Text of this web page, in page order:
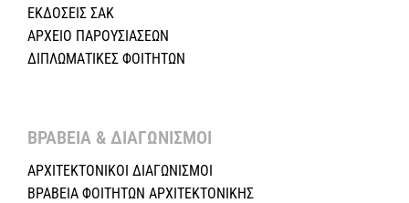
ΕΚΔΟΣΕΙΣ ΣΑΚ
ΑΡΧΕΙΟ ΠΑΡΟΥΣΙΑΣΕΩΝ
ΔΙΠΛΩΜΑΤΙΚΕΣ ΦΟΙΤΗΤΩΝ
ΒΡΑΒΕΙΑ & ΔΙΑΓΩΝΙΣΜΟΙ ​
ΑΡΧΙΤΕΚΤΟΝΙΚΟΙ ΔΙΑΓΩΝΙΣΜΟΙ
ΒΡΑΒΕΙΑ ΦΟΙΤΗΤΩΝ ΑΡΧΙΤΕΚΤΟΝΙΚΗΣ